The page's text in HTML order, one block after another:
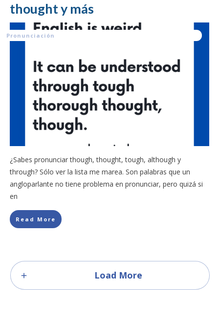
thought y más
Pronunciación
¿Sabes pronunciar though, thought, tough, although y
through? Sólo ver la lista me marea. Son palabras que un
angloparlante no tiene problema en pronunciar, pero quizá si
en
Read More
Load More